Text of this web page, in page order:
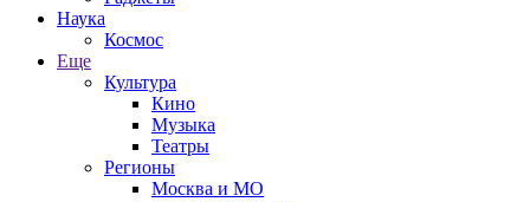
Наука
Космос
Еще
Культура
Кино
Музыка
Театры
Регионы
Москва и МО